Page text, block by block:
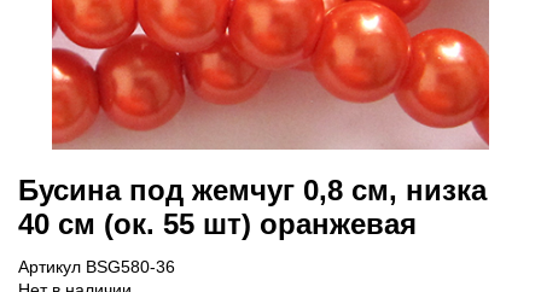
Бусина под жемчуг 0,8 см, низка
40 см (ок. 55 шт) оранжевая
Артикул BSG580-36